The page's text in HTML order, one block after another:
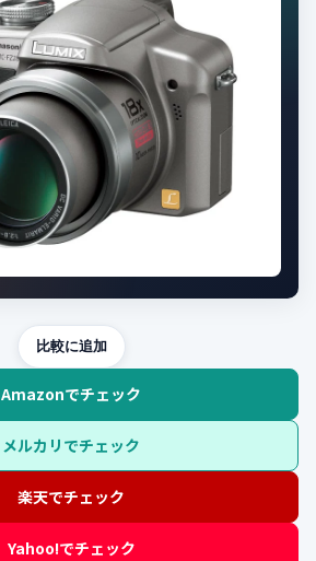
比較に追加
Amazonでチェック
メルカリでチェック
楽天でチェック
Yahoo!でチェック